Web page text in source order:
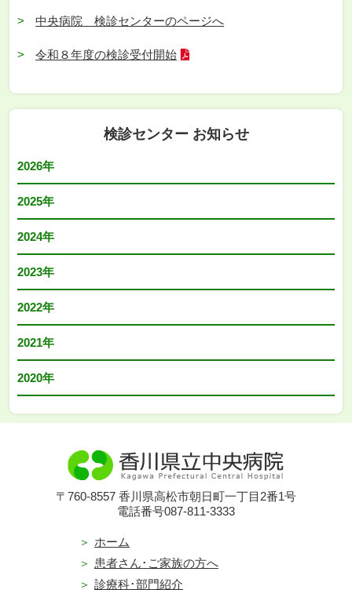
中央病院 検診センターのページへ
令和８年度の検診受付開始
検診センター お知らせ
2026年
2025年
2024年
2023年
2022年
2021年
2020年
〒760-8557 香川県高松市朝日町一丁目2番1号
電話番号087-811-3333
ホーム
患者さん･ご家族の方へ
診療科･部門紹介